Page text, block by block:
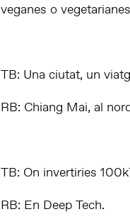
veganes o
TB: Una ciutat, un
RB: Chiang Mai, al
TB: On invertiries
RB: En Deep Tech.